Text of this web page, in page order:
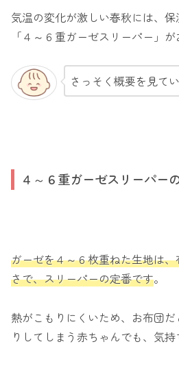
気温の変化が激しい春秋には、
「４～６重ガーゼスリーパー」が
さっそく概要を見て
４～６重ガーゼスリーパー
ガーゼを４～６枚重ねた生地は
さで、スリーパーの定番です。
熱がこもりにくいため、お布団
りしてしまう赤ちゃんでも、気持